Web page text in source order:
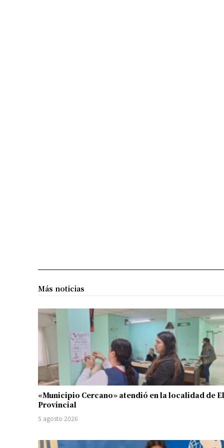
Más noticias
«Municipio Cercano» atendió en la localidad de El
Provincial
5 agosto 2026